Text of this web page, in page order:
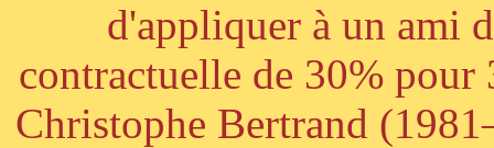
d'appliquer à un ami
contractuelle de 30% pour
Christophe Bertrand